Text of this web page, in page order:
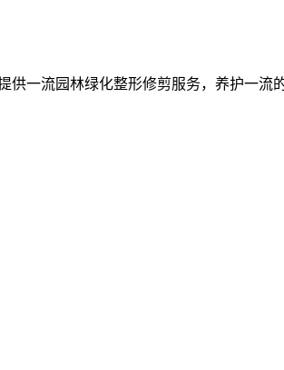
一流园林绿化整形修剪服务，养护一流的